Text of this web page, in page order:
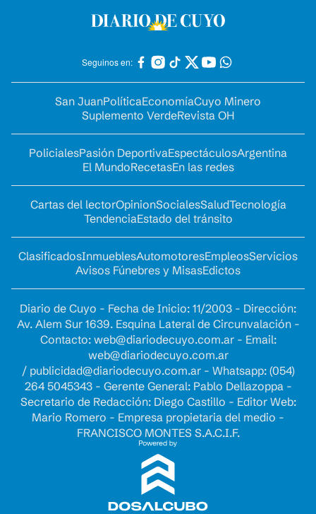
Seguinos en:
San JuanPolíticaEconomíaCuyo Minero
Suplemento VerdeRevista OH
PolicialesPasión DeportivaEspectáculosArgentina
El MundoRecetasEn las redes
Cartas del lectorOpinionSocialesSaludTecnología
TendenciaEstado del tránsito
ClasificadosInmueblesAutomotoresEmpleosServicios
Avisos Fúnebres y MisasEdictos
Diario de Cuyo - Fecha de Inicio: 11/2003 - Dirección:
Av. Alem Sur 1639. Esquina Lateral de Circunvalación -
Contacto: web@diariodecuyo.com.ar- Email:
web@diariodecuyo.com.ar
/ publicidad@diariodecuyo.com.ar- Whatsapp: (054)
264 5045343 - Gerente General: Pablo Dellazoppa -
Secretario de Redacción: Diego Castillo - Editor Web:
Mario Romero - Empresa propietaria del medio -
FRANCISCO MONTES S.A.C.I.F.